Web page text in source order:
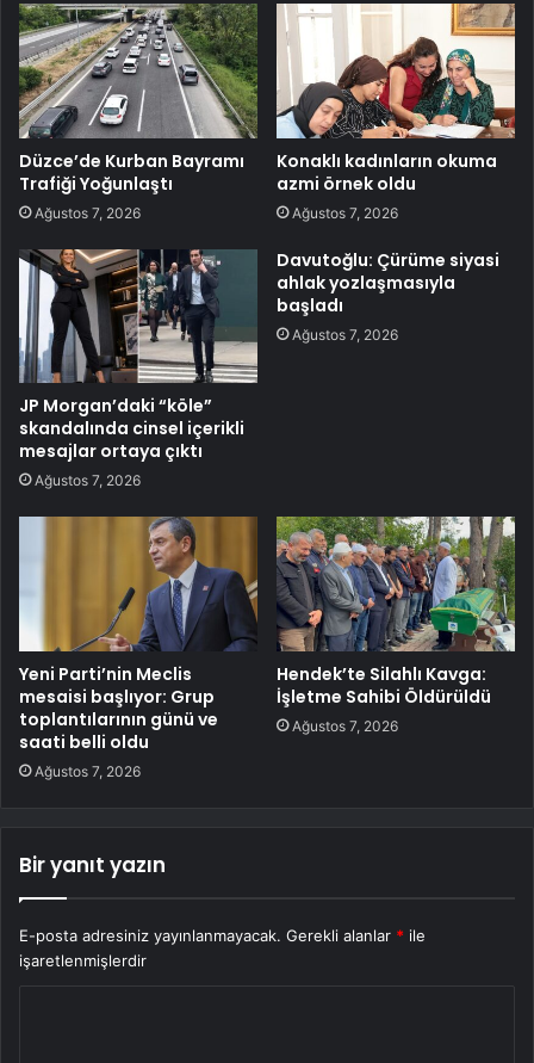
Düzce’de Kurban Bayramı
Trafiği Yoğunlaştı
Ağustos 7, 2026
Konaklı kadınların okuma
azmi örnek oldu
Ağustos 7, 2026
JP Morgan’daki “köle”
skandalında cinsel içerikli
mesajlar ortaya çıktı
Ağustos 7, 2026
Davutoğlu: Çürüme siyasi
ahlak yozlaşmasıyla
başladı
Ağustos 7, 2026
Yeni Parti’nin Meclis
mesaisi başlıyor: Grup
toplantılarının günü ve
saati belli oldu
Ağustos 7, 2026
Hendek’te Silahlı Kavga:
İşletme Sahibi Öldürüldü
Ağustos 7, 2026
Bir yanıt yazın
E-posta adresiniz yayınlanmayacak. Gerekli alanlar * ile
işaretlenmişlerdir